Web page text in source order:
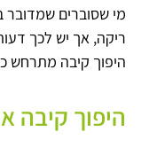
מי שסוברים
ריקה, אך יש לכך
היפוך קיבה מתרחש
היפוך קיבה